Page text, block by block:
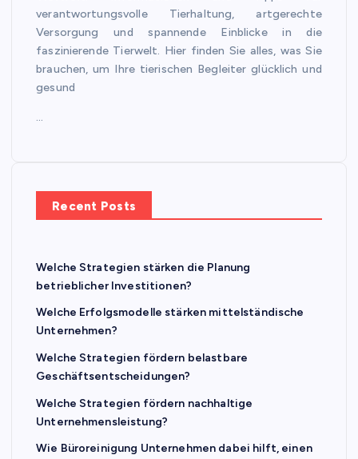
verantwortungsvolle Tierhaltung, artgerechte
Versorgung und spannende Einblicke in die
faszinierende Tierwelt. Hier finden Sie alles, was Sie
brauchen, um Ihre tierischen Begleiter glücklich und
gesund
…
Recent Posts
Welche Strategien stärken die Planung
betrieblicher Investitionen?
Welche Erfolgsmodelle stärken mittelständische
Unternehmen?
Welche Strategien fördern belastbare
Geschäftsentscheidungen?
Welche Strategien fördern nachhaltige
Unternehmensleistung?
Wie Büroreinigung Unternehmen dabei hilft, einen